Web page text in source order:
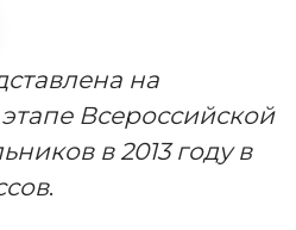
на
Всероссийской
в 2013 году в
.